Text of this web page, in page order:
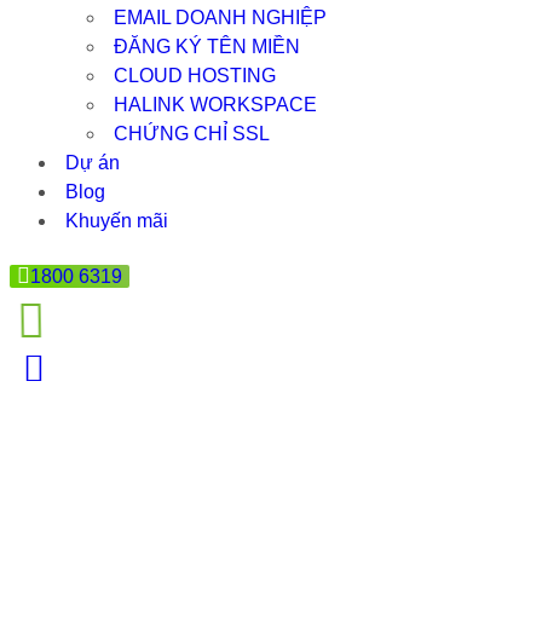
EMAIL DOANH NGHIỆP
ĐĂNG KÝ TÊN MIỀN
CLOUD HOSTING
HALINK WORKSPACE
CHỨNG CHỈ SSL
Dự án
Blog
Khuyến mãi
1800 6319